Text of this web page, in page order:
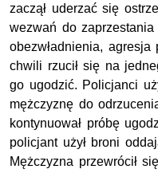
zaczął uderzać się
wezwań do
obezwładnienia,
chwili rzucił się na
go ugodzić. Policjanci
mężczyznę do
kontynuował próbę
policjant użył broni
Mężczyzna przewrócił